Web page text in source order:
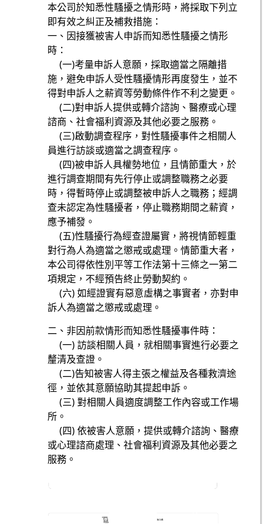
本公司於知悉性騷擾之情形時，將採取下列立
即有效之糾正及補救措施：
一、因接獲被害人申訴而知悉性騷擾之情形
時：
(一)考量申訴人意願，採取適當之隔離措
施，避免申訴人受性騷擾情形再度發生，並不
得對申訴人之薪資等勞動條件作不利之變更。
(二)對申訴人提供或轉介諮詢、醫療或心理
諮商、社會福利資源及其他必要之服務。
(三)啟動調查程序，對性騷擾事件之相關人
員進行訪談或適當之調查程序。
(四)被申訴人具權勢地位，且情節重大，於
進行調查期間有先行停止或調整職務之必要
時，得暫時停止或調整被申訴人之職務；經調
查未認定為性騷擾者，停止職務期間之薪資，
應予補發。
(五)性騷擾行為經查證屬實，將視情節輕重
對行為人為適當之懲戒或處理。情節重大者，
本公司得依性別平等工作法第十三條之一第二
項規定，不經預告終止勞動契約。
(六) 如經證實有惡意虛構之事實者，亦對申
訴人為適當之懲戒或處理。
二、非因前款情形而知悉性騷擾事件時：
(一) 訪談相關人員，就相關事實進行必要之
釐清及查證。
(二)告知被害人得主張之權益及各種救濟途
徑，並依其意願協助其提起申訴。
(三) 對相關人員適度調整工作內容或工作場
所。
(四) 依被害人意願，提供或轉介諮詢、醫療
或心理諮商處理、社會福利資源及其他必要之
服務。